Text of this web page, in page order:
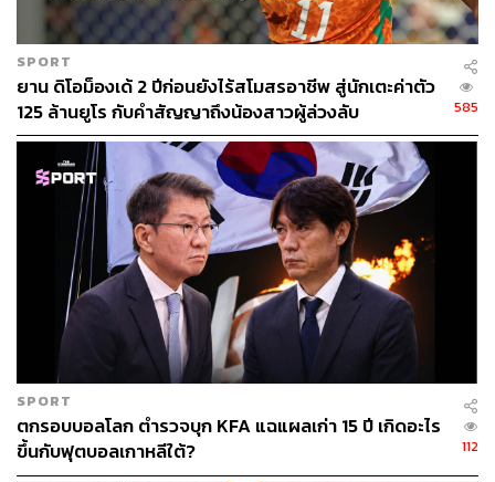
SPORT
ยาน ดิโอม็องเด้ 2 ปีก่อนยังไร้สโมสรอาชีพ สู่นักเตะค่าตัว
125 ล้านยูโร กับคำสัญญาถึงน้องสาวผู้ล่วงลับ
585
SPORT
ตกรอบบอลโลก ตำรวจบุก KFA แฉแผลเก่า 15 ปี เกิดอะไร
ขึ้นกับฟุตบอลเกาหลีใต้?
112